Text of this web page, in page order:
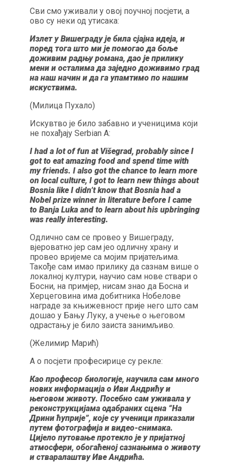
Сви смо уживали у овој поучној посјети, а
ово су неки од утисака:
Излет у Вишеграду је била сјајна идеја, и
поред тога што ми је помогао да боље
доживим радњу романа, дао је прилику
мени и осталима да заједно доживимо град
на наш начин и да га упамтимо по нашим
искуствима.
(Милица Пухало)
Искувтво је било забавно и ученицима који
не похађају Serbian A:
I had a lot of fun at Višegrad, probably since I
got to eat amazing food and spend time with
my friends. I also got the chance to learn more
on local culture, I got to learn new things about
Bosnia like I didn’t know that Bosnia had a
Nobel prize winner in literature before I came
to Banja Luka and to learn about his upbringing
was really interesting.
Одлично сам се провео у Вишеграду,
вјероватно јер сам јео одличну храну и
провео вријеме са мојим пријатељима.
Такође сам имао прилику да сазнам више о
локалној култури, научио сам нове ствари о
Босни, на примјер, нисам знао да Босна и
Херцеговина има добитника Нобелове
награде за књижевност прије него што сам
дошао у Бању Луку, а учење о његовом
одрастању је било заиста занимљиво.
(Желимир Марић)
А о посјети професирице су рекле:
Као професор биологије, научила сам много
нових информација о Иви Андрићу и
његовом животу. Посебно сам уживала у
реконструкцијама одабраних сцена “На
Дрини ћуприје”, које су ученици приказали
путем фотографија и видео-снимака.
Цијело путовање протекло је у пријатној
атмосфери, обогаћеној сазнањима о животу
и стваралаштву Иве Андрића.